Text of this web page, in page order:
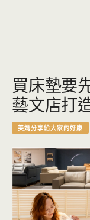
買床墊要
藝文店打
美媽分享給大家的好康